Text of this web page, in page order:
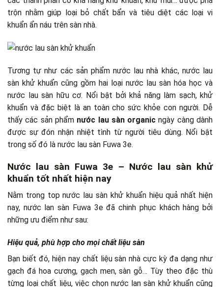
trộn nhằm giúp loại bỏ chất bẩn và tiêu diệt các loại vi
khuẩn ẩn náu trên sàn nhà.
Tương tự như các sản phẩm nước lau nhà khác, nước lau
sàn khử khuẩn cũng gồm hai loại nước lau sàn hóa học và
nước lau sàn hữu cơ. Nổi bật bởi khả năng làm sạch, khử
khuẩn và đặc biệt là an toàn cho sức khỏe con người. Dễ
thấy các sản phẩm nước lau sàn organic ngày càng dành
được sự đón nhận nhiệt tình từ người tiêu dùng. Nổi bật
trong số đó là nước lau sàn Fuwa 3e.
Nước lau sàn Fuwa 3e – Nước lau sàn khử
khuẩn tốt nhất hiện nay
Nằm trong top nước lau sàn khử khuẩn hiệu quả nhất hiện
nay, nước lan sàn Fuwa 3e đã chinh phục khách hàng bởi
những ưu điểm như sau:
Hiệu quả, phù hợp cho mọi chất liệu sàn
Bạn biết đó, hiện nay chất liệu sàn nhà cực kỳ đa dạng như
gạch đá hoa cương, gạch men, sàn gỗ… Tùy theo đặc thù
từng loại chất liệu, việc chọn nước lan sàn khử khuẩn cũng